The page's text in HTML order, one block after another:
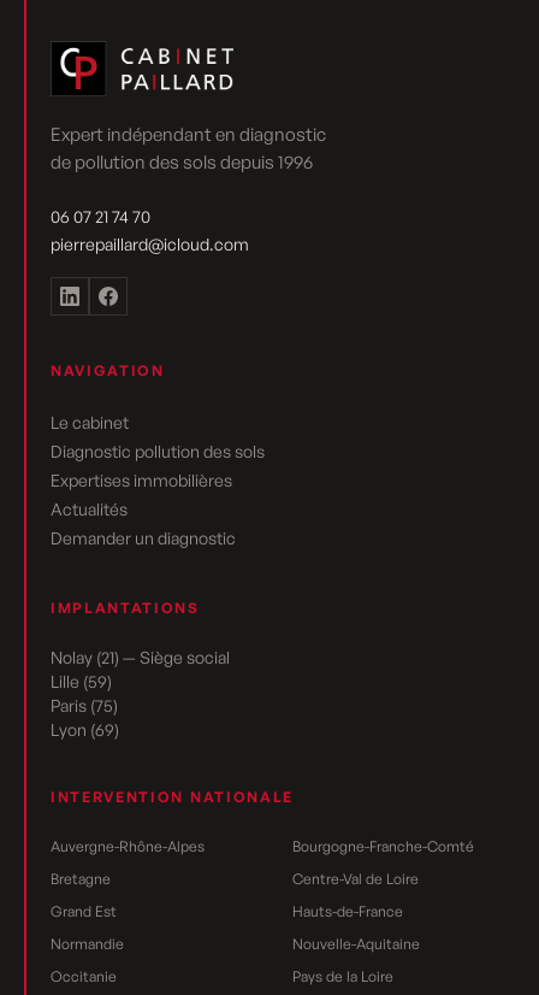
Expert indépendant en diagnostic
de pollution des sols depuis 1996
06 07 21 74 70
pierrepaillard@icloud.com
NAVIGATION
Le cabinet
Diagnostic pollution des sols
Expertises immobilières
Actualités
Demander un diagnostic
IMPLANTATIONS
Nolay (21) — Siège social
Lille (59)
Paris (75)
Lyon (69)
INTERVENTION NATIONALE
Auvergne-Rhône-Alpes
Bourgogne-Franche-Comté
Bretagne
Centre-Val de Loire
Grand Est
Hauts-de-France
Normandie
Nouvelle-Aquitaine
Occitanie
Pays de la Loire